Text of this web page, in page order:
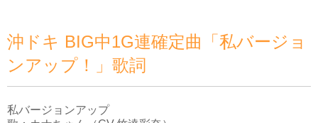
沖ドキ BIG中1G連確定曲「私バージョ
ンアップ！」歌詞
私バージョンアップ